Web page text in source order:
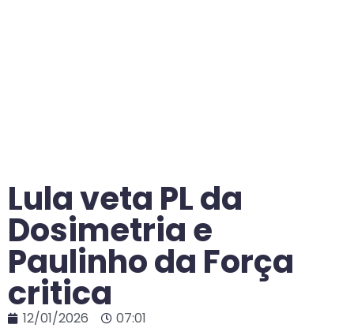
Lula veta PL da
Dosimetria e
Paulinho da Força
critica
12/01/2026 07:01